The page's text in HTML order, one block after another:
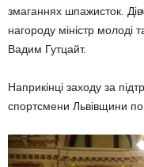
змаганнях шпажисток.
нагороду міністр молоді
Вадим Гутцайт.
Наприкінці заходу за
спортсмени Львівщини